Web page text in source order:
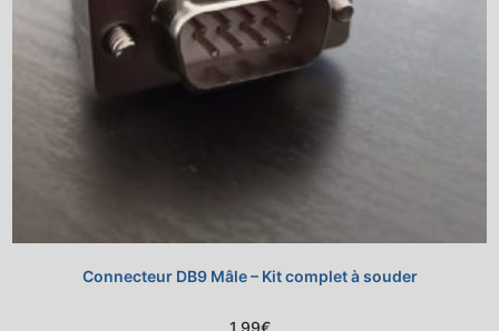
Connecteur DB9 Mâle – Kit complet à souder